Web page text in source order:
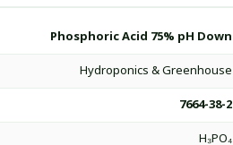
Phosphoric Acid 75% pH Down
Hydroponics & Greenhouse
7664-38-2
H₃PO₄